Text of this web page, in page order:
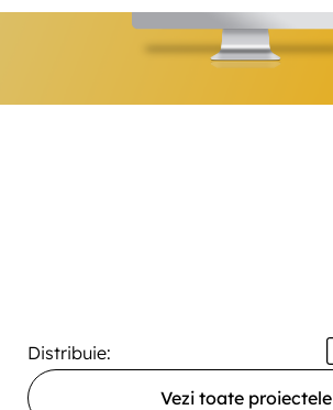
Distribuie:
Vezi toate proiectele